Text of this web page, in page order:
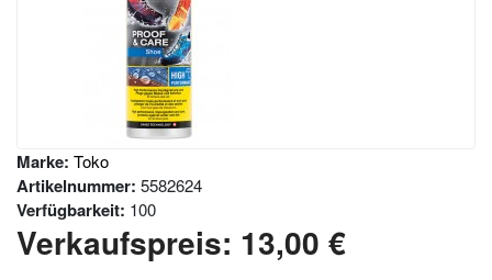
Marke: Toko
Artikelnummer: 5582624
Verfügbarkeit: 100
Verkaufspreis: 13,00 €